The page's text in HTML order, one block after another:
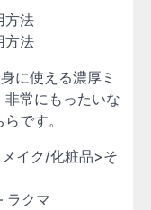
方法
方法
に使える濃厚ミ
常にもったいな
です。
イク/化粧品>そ
ラクマ